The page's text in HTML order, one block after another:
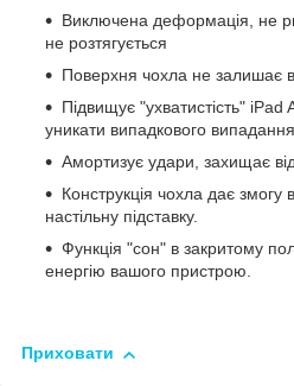
Виключена деформація, не
не розтягується
Поверхня чохла не залишає
Підвищує "ухватистість"
уникати випадкового
Амортизує удари, захищає
Конструкція чохла дає змогу
настільну підставку.
Функція "сон" в закритому
енергію вашого пристрою.
Приховати